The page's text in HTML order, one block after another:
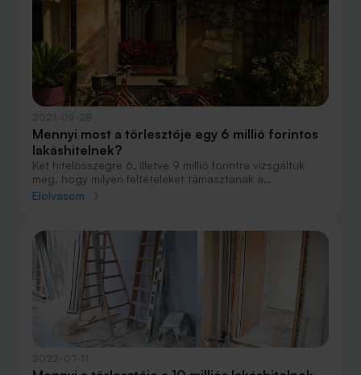
Mennyi most a törlesztője egy 6 millió forintos
lakáshitelnek?
Két hitelösszegre 6, illetve 9 millió forintra vizsgáltuk
meg, hogy milyen feltételeket támasztanak a
hitelfolyósító intézetek.
Elolvasom